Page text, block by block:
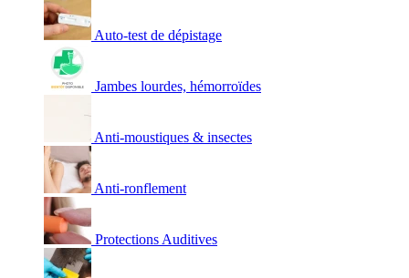
Auto-test de dépistage
Jambes lourdes, hémorroïdes
Anti-moustiques & insectes
Anti-ronflement
Protections Auditives